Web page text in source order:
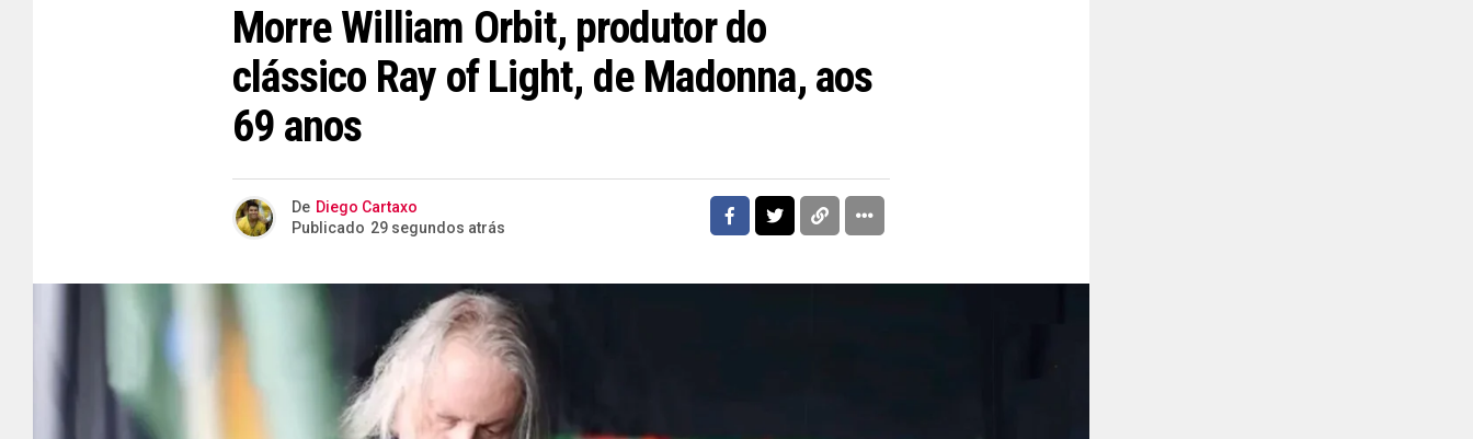
Morre William Orbit, produtor do
clássico Ray of Light, de Madonna, aos
69 anos
De Diego Cartaxo
Publicado 29 segundos atrás